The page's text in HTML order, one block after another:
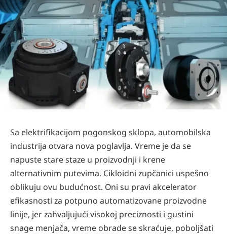
Sa elektriﬁkacijom pogonskog sklopa, automobilska
industrija otvara nova poglavlja. Vreme je da se
napuste stare staze u proizvodnji i krene
alternativnim putevima. Cikloidni zupčanici uspešno
oblikuju ovu budućnost. Oni su pravi akcelerator
eﬁkasnosti za potpuno automatizovane proizvodne
linije, jer zahvaljujući visokoj preciznosti i gustini
snage menjača, vreme obrade se skraćuje, poboljšati